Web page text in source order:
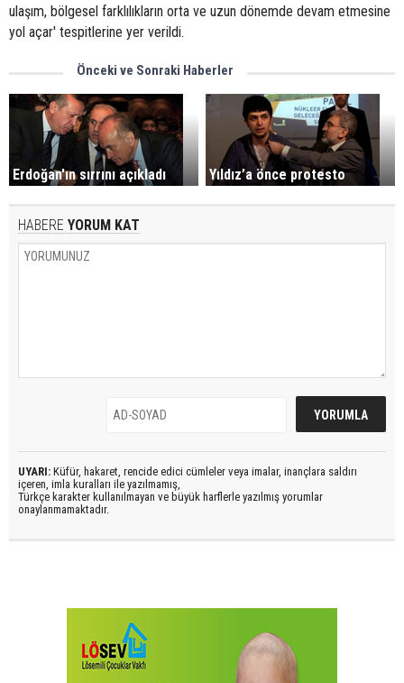
ulaşım, bölgesel farklılıkların orta ve uzun dönemde devam etmesine
yol açar' tespitlerine yer verildi.
Önceki ve Sonraki Haberler
Erdoğan'ın sırrını açıkladı Yıldız’a önce protesto
HABERE YORUM KAT
UYARI: Küfür, hakaret, rencide edici cümleler veya imalar, inançlara saldırı
içeren, imla kuralları ile yazılmamış,
Türkçe karakter kullanılmayan ve büyük harflerle yazılmış yorumlar
onaylanmamaktadır.